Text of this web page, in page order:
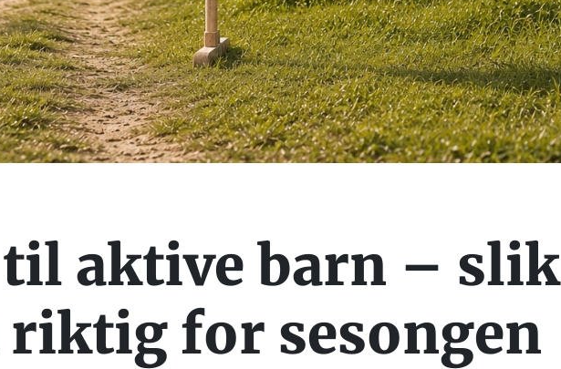
aktive barn – slik
riktig for sesongen